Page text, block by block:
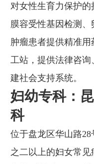
对女性生育力保护
膜容受性基因检测、
肿瘤患者提供精准
工站，提供法律咨
建社会支持系统。
妇幼专科：
科
位于盘龙区华山路
之二以上的妇女常